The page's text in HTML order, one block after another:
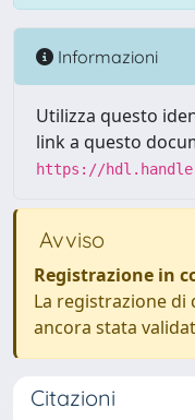
Informazioni
Utilizza questo
link a questo
https://
Avviso
Registrazione in
La registrazione
ancora stata
Citazioni